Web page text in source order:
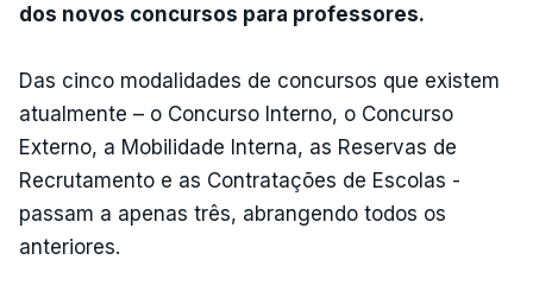
dos novos concursos para professores.
Das cinco modalidades de concursos que existem
atualmente – o Concurso Interno, o Concurso
Externo, a Mobilidade Interna, as Reservas de
Recrutamento e as Contratações de Escolas -
passam a apenas três, abrangendo todos os
anteriores.